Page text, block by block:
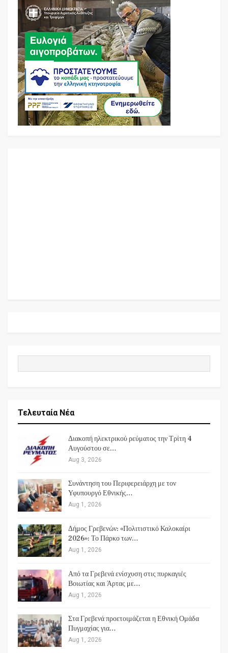
Τελευταία Νέα
Διακοπή ηλεκτρικού ρεύματος την Τρίτη 4
Αυγούστου σε…
Aug 3, 2026
Συνάντηση του Περιφερειάρχη με τον
Υφυπουργό Εθνικής…
Aug 1, 2026
Δήμος Γρεβενών: «Πολιτιστικό Καλοκαίρι
2026»: Το Πάρκο των…
Aug 1, 2026
Από τα Γρεβενά ενίσχυση στις πυρκαγιές
Βοιωτίας και Άρτας με…
Aug 1, 2026
Στα Γρεβενά προετοιμάζεται η Εθνική Ομάδα
Πυγμαχίας για…
Aug 1, 2026